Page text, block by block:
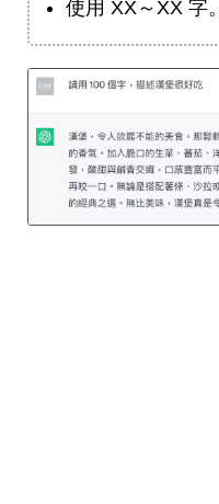
使用 XX～XX 字。